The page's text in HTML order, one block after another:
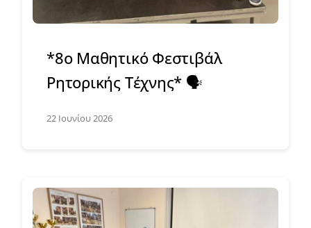
*8ο Μαθητικό Φεστιβάλ
Ρητορικής Τέχνης* 🗣️
22 Ιουνίου 2026